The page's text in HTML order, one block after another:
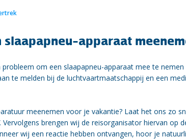
slaapapneu-apparaat
om een slaapapneu-apparaat mee te nemen
te melden bij de luchtvaartmaatschappij en een
meenemen voor je vakantie? Laat het ons zo
. Vervolgens brengen wij de reisorganisator hiervan op
wij een reactie hebben ontvangen, hoor je